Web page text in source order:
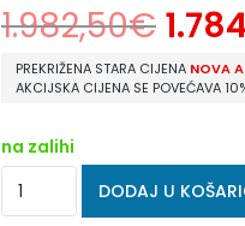
1.982,50€
PREKRIŽENA STARA CIJENA NOVA
AKCIJSKA CIJENA SE POVEĆAVA
na zalihi
MITSUBISHI
ELECTRIC
DODAJ U